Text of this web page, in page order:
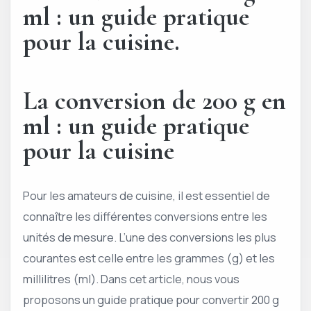
ml : un guide pratique
pour la cuisine.
La conversion de 200 g en
ml : un guide pratique
pour la cuisine
Pour les amateurs de cuisine, il est essentiel de
connaître les différentes conversions entre les
unités de mesure. L’une des conversions les plus
courantes est celle entre les grammes (g) et les
millilitres (ml). Dans cet article, nous vous
proposons un guide pratique pour convertir 200 g